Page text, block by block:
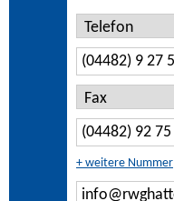
+ weitere Nummer